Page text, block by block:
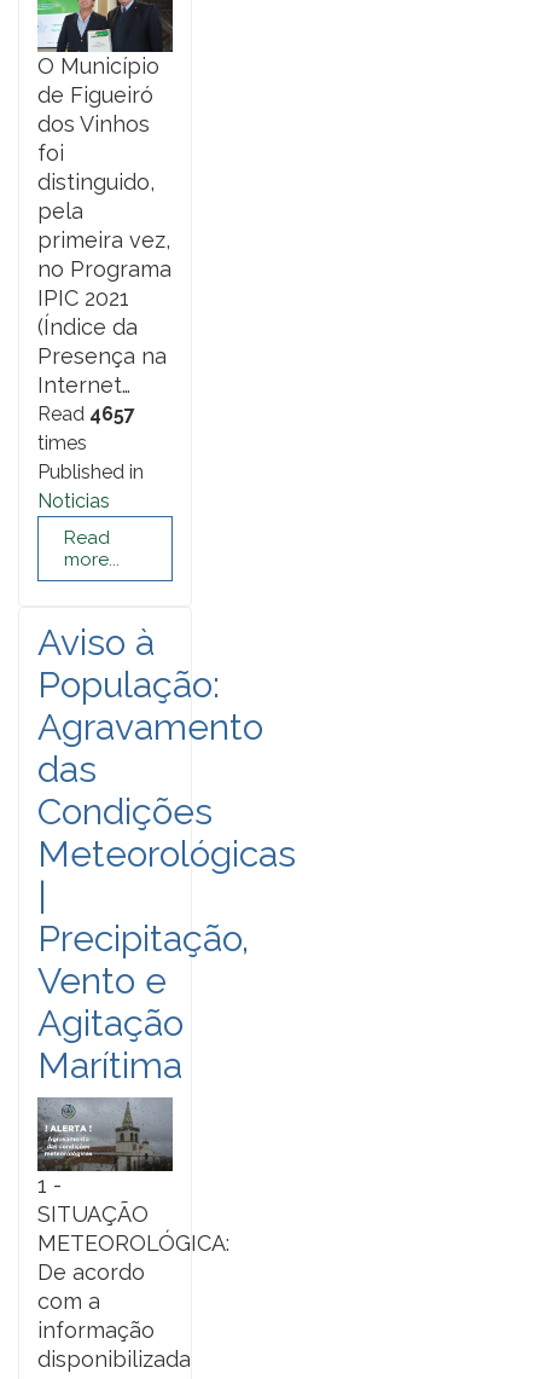
O Município
de Figueiró
dos Vinhos
foi
distinguido,
pela
primeira vez,
no Programa
IPIC 2021
(Índice da
Presença na
Internet…
Read 4657
times
Published in
Noticias
Read
more...
Aviso à
População:
Agravamento
das
Condições
Meteorológicas
Precipitação,
Vento e
Agitação
Marítima
1 -
SITUAÇÃO
METEOROLÓGICA:
De acordo
com a
informação
disponibilizada